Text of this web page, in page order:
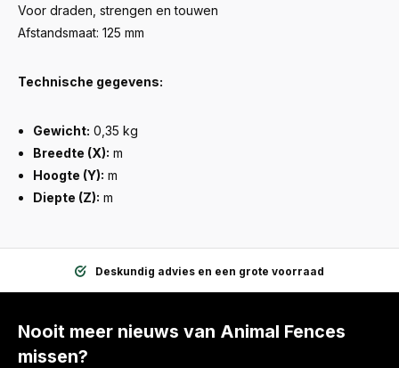
Voor draden, strengen en touwen
Afstandsmaat: 125 mm
Technische gegevens:
Gewicht: 0,35 kg
Breedte (X): m
Hoogte (Y): m
Diepte (Z): m
Deskundig advies en een grote voorraad
Nooit meer nieuws van Animal Fences
missen?